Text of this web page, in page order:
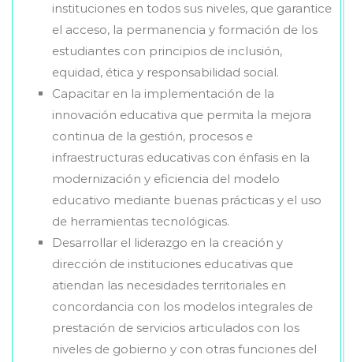
instituciones en todos sus niveles, que garantice
el acceso, la permanencia y formación de los
estudiantes con principios de inclusión,
equidad, ética y responsabilidad social.
Capacitar en la implementación de la
innovación educativa que permita la mejora
continua de la gestión, procesos e
infraestructuras educativas con énfasis en la
modernización y eficiencia del modelo
educativo mediante buenas prácticas y el uso
de herramientas tecnológicas.
Desarrollar el liderazgo en la creación y
dirección de instituciones educativas que
atiendan las necesidades territoriales en
concordancia con los modelos integrales de
prestación de servicios articulados con los
niveles de gobierno y con otras funciones del